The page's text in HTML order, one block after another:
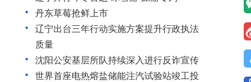
丹东草莓抢鲜上市
辽宁出台三年行动实施方案提升行政执法
质量
沈阳公安基层所队持续深入进行反诈宣传
世界首座电热熔盐储能注汽试验站竣工投